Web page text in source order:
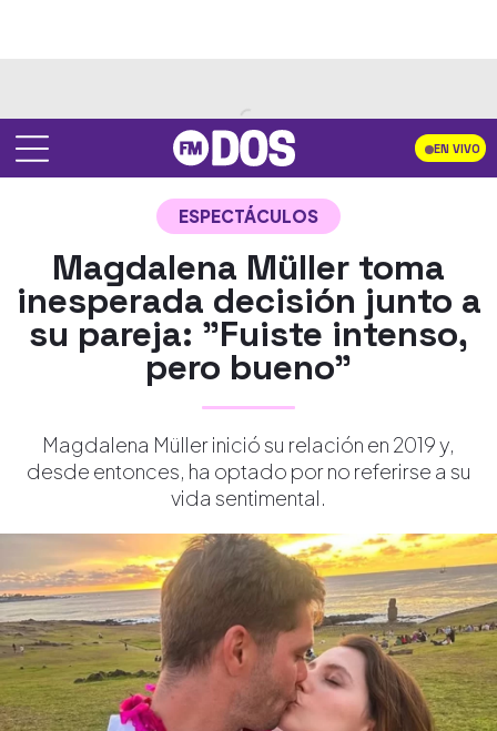
EN VIVO
ESPECTÁCULOS
Magdalena Müller toma
inesperada decisión junto a
su pareja: "Fuiste intenso,
pero bueno"
Magdalena Müller inició su relación en 2019 y,
desde entonces, ha optado por no referirse a su
vida sentimental.